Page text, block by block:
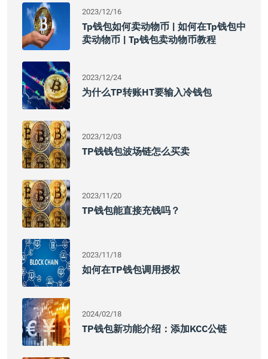
2023/12/16
Tp钱包如何卖动物币 | 如何在tp钱包中
卖动物币 | Tp钱包卖动物币教程
2023/12/24
为什么TP转账HT要输入冷钱包
2023/12/03
TP钱钱包波场链怎么买卖
2023/11/20
TP钱包能直接充钱吗？
2023/11/18
如何在TP钱包调用授权
2024/02/18
TP钱包新功能介绍：添加KCC公链